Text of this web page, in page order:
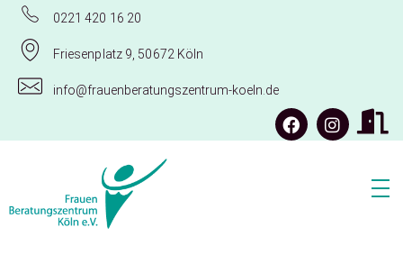
0221 420 16 20
Friesenplatz 9, 50672 Köln
info@frauenberatungszentrum-koeln.de